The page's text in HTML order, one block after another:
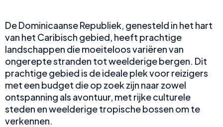
De Dominicaanse Republiek, genesteld in het hart
van het Caribisch gebied, heeft prachtige
landschappen die moeiteloos variëren van
ongerepte stranden tot weelderige bergen. Dit
prachtige gebied is de ideale plek voor reizigers
met een budget die op zoek zijn naar zowel
ontspanning als avontuur, met rijke culturele
steden en weelderige tropische bossen om te
verkennen.